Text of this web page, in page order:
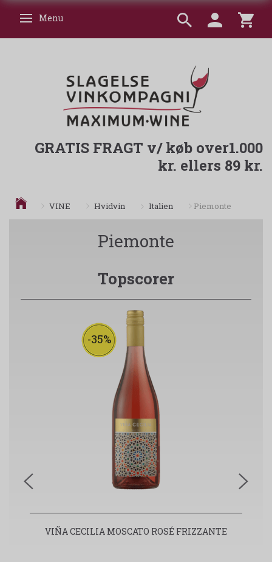
Skifte navigation
Menu
GRATIS FRAGT v/ køb over1.000
kr. ellers 89 kr.
VINE Hvidvin Italien Piemonte
Piemonte
Topscorer
-35%
VIÑA CECILIA MOSCATO ROSÉ FRIZZANTE